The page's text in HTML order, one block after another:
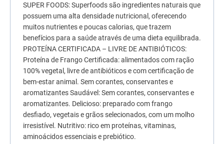
SUPER FOODS: Superfoods são ingredientes naturais que
possuem uma alta densidade nutricional, oferecendo
muitos nutrientes e poucas calorias, que trazem
benefícios para a saúde através de uma dieta equilibrada.
PROTEÍNA CERTIFICADA – LIVRE DE ANTIBIÓTICOS:
Proteína de Frango Certificada: alimentados com ração
100% vegetal, livre de antibióticos e com certificação de
bem-estar animal. Sem corantes, conservantes e
aromatizantes Saudável: Sem corantes, conservantes e
aromatizantes. Delicioso: preparado com frango
desfiado, vegetais e grãos selecionados, com um molho
irresistível. Nutritivo: rico em proteínas, vitaminas,
aminoácidos essenciais e prebiótico.
10º ração premier